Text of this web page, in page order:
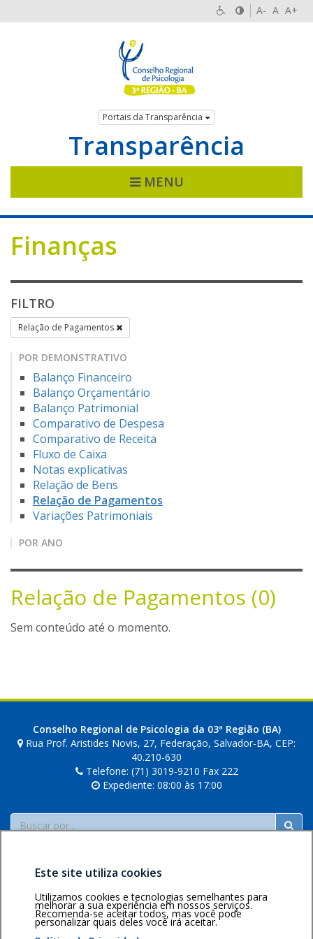
A- A A+
Portais da Transparência
Transparência
MENU
Finanças
FILTRO
Relação de Pagamentos
POR DEMONSTRATIVO
Balanço Financeiro
Balanço Orçamentário
Balanço Patrimonial
Comparativo de Despesa
Comparativo de Receita
Fluxo de Caixa
Notas explicativas
Relação de Bens
Relação de Pagamentos
Variações Patrimoniais
POR ANO
Relação de Pagamentos (0)
Sem conteúdo até o momento.
Conselho Regional de Psicologia da 03ª Região (BA)
Rua Prof. Aristides Novis, 27, Federação, Salvador-BA, CEP:
40.210-630
Telefone: (71) 3019-9210 Fax 222
Expediente: 08:00 às 17:00
Buscar
Área restritaPolítica de
privacidade
Personalização
Este site utiliza cookies
Utilizamos cookies e tecnologias semelhantes para
melhorar a sua experiência em nossos serviços.
Recomenda-se aceitar todos, mas você pode
personalizar quais deles você irá aceitar.